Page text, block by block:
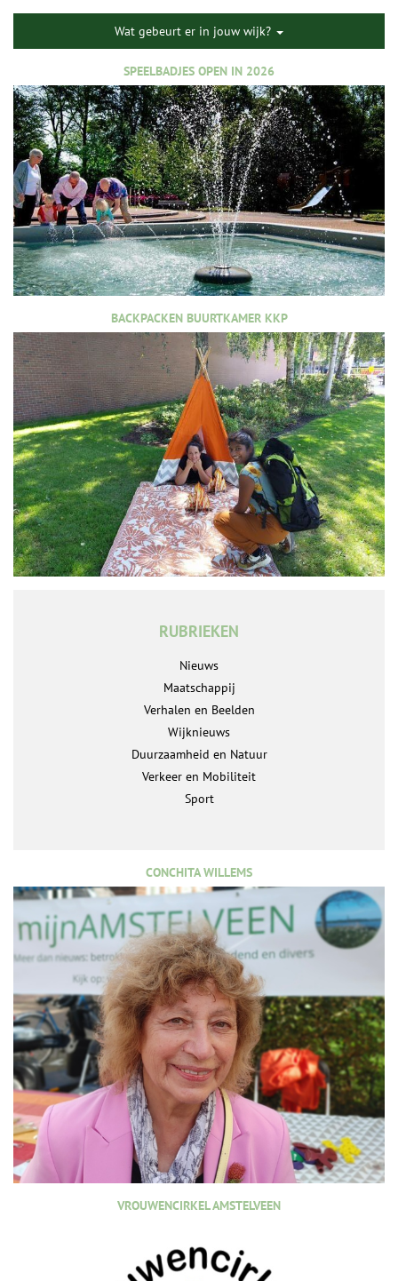
Wat gebeurt er in jouw wijk?
SPEELBADJES OPEN IN 2026
BACKPACKEN BUURTKAMER KKP
RUBRIEKEN
Nieuws
Maatschappij
Verhalen en Beelden
Wijknieuws
Duurzaamheid en Natuur
Verkeer en Mobiliteit
Sport
CONCHITA WILLEMS
VROUWENCIRKEL AMSTELVEEN